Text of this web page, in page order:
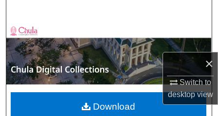
×
Switch to
desktopview
Browse Collections
My Account
About
Digital Commons Network™
Download